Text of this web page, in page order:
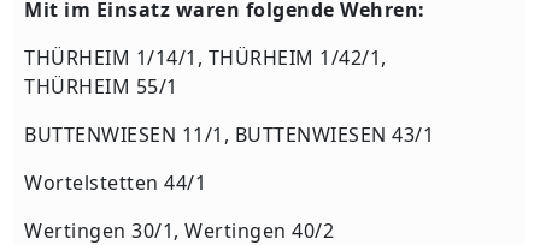
Mit im Einsatz waren folgende Wehren:
THÜRHEIM 1/14/1, THÜRHEIM 1/42/1,
THÜRHEIM 55/1
BUTTENWIESEN 11/1, BUTTENWIESEN 43/1
Wortelstetten 44/1
Wertingen 30/1, Wertingen 40/2